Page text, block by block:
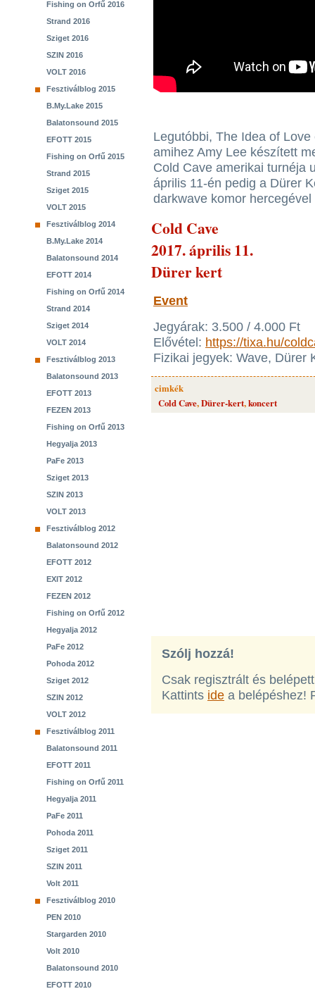
Fishing on Orfű 2016
Strand 2016
Sziget 2016
SZIN 2016
VOLT 2016
Fesztiválblog 2015
B.My.Lake 2015
Balatonsound 2015
EFOTT 2015
Fishing on Orfű 2015
Strand 2015
Sziget 2015
VOLT 2015
Fesztiválblog 2014
B.My.Lake 2014
Balatonsound 2014
EFOTT 2014
Fishing on Orfű 2014
Strand 2014
Sziget 2014
VOLT 2014
Fesztiválblog 2013
Balatonsound 2013
EFOTT 2013
FEZEN 2013
Fishing on Orfű 2013
Hegyalja 2013
PaFe 2013
Sziget 2013
SZIN 2013
VOLT 2013
Fesztiválblog 2012
Balatonsound 2012
EFOTT 2012
EXIT 2012
FEZEN 2012
Fishing on Orfű 2012
Hegyalja 2012
PaFe 2012
Pohoda 2012
Sziget 2012
SZIN 2012
VOLT 2012
Fesztiválblog 2011
Balatonsound 2011
EFOTT 2011
Fishing on Orfű 2011
Hegyalja 2011
PaFe 2011
Pohoda 2011
Sziget 2011
SZIN 2011
Volt 2011
Fesztiválblog 2010
PEN 2010
Stargarden 2010
Volt 2010
Balatonsound 2010
EFOTT 2010
Legutóbbi, The Idea of
amihez Amy Lee készített
Cold Cave amerikai turnéja
április 11-én pedig a Dürer
darkwave komor
Cold Cave
2017. április 11.
Dürer kert
Event
Jegyárak: 3.500 / 4.000 Ft
Elővétel: https://tixa.hu/
Fizikai jegyek: Wave, Dürer
cimkék
Cold Cave,Dürer-kert,koncert
Szólj hozzá!
Csak regisztrált és
Kattints ide a belépéshez!